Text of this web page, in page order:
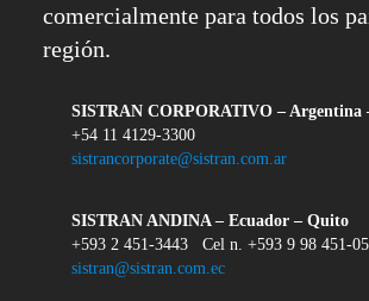
comercialmente para todos los
región.
SISTRAN CORPORATIVO – Argentina
+54 11 4129-3300
sistrancorporate@sistran.com.ar
SISTRAN ANDINA – Ecuador – Quito
+593 2 451-3443 Cel n. +593 9 98 451-
sistran@sistran.com.ec